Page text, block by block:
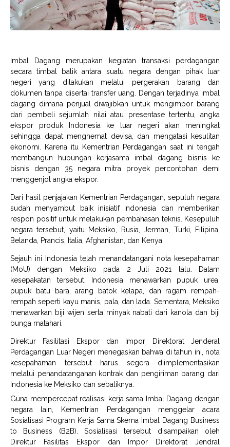
Imbal Dagang merupakan kegiatan transaksi perdagangan
secara timbal balik antara suatu negara dengan pihak luar
negeri yang dilakukan melalui pergerakan barang dan
dokumen tanpa disertai transfer uang. Dengan terjadinya imbal
dagang dimana penjual diwajibkan untuk mengimpor barang
dari pembeli sejumlah nilai atau presentase tertentu, angka
ekspor produk Indonesia ke luar negeri akan meningkat
sehingga dapat menghemat devisa, dan mengatasi kesulitan
ekonomi. Karena itu Kementrian Perdagangan saat ini tengah
membangun hubungan kerjasama imbal dagang bisnis ke
bisnis dengan 35 negara mitra proyek percontohan demi
menggenjot angka ekspor.
Dari hasil penjajakan Kementrian Perdagangan, sepuluh negara
sudah menyambut baik inisiatif Indonesia dan memberikan
respon positif untuk melakukan pembahasan teknis. Kesepuluh
negara tersebut, yaitu Meksiko, Rusia, Jerman, Turki, Filipina,
Belanda, Prancis, Italia, Afghanistan, dan Kenya.
Sejauh ini Indonesia telah menandatangani nota kesepahaman
(MoU) dengan Meksiko pada 2 Juli 2021 lalu. Dalam
kesepakatan tersebut, Indonesia menawarkan pupuk urea,
pupuk batu bara, arang batok kelapa, dan ragam rempah-
rempah seperti kayu manis, pala, dan lada. Sementara, Meksiko
menawarkan biji wijen serta minyak nabati dari kanola dan biji
bunga matahari.
Direktur Fasilitasi Ekspor dan Impor Direktorat Jenderal
Perdagangan Luar Negeri menegaskan bahwa di tahun ini, nota
kesepahaman tersebut harus segera diimplementasikan
melalui penandatanganan kontrak dan pengiriman barang dari
Indonesia ke Meksiko dan sebaliknya.
Guna mempercepat realisasi kerja sama Imbal Dagang dengan
negara lain, Kementrian Perdagangan menggelar acara
Sosialisasi Program Kerja Sama Skema Imbal Dagang Business
to Business (B2B). Sosialisasi tersebut disampaikan oleh
Direktur Fasilitas Ekspor dan Impor Direktorat Jendral